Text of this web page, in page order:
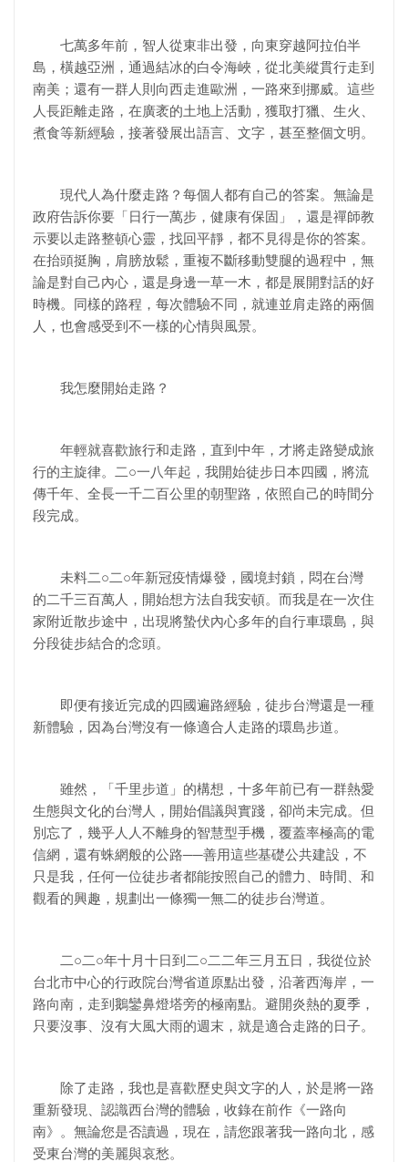
七萬多年前，智人從東非出發，向東穿越阿拉伯半
島，橫越亞洲，通過結冰的白令海峽，從北美縱貫行走到
南美；還有一群人則向西走進歐洲，一路來到挪威。這些
人長距離走路，在廣袤的土地上活動，獲取打獵、生火、
煮食等新經驗，接著發展出語言、文字，甚至整個文明。
現代人為什麼走路？每個人都有自己的答案。無論是
政府告訴你要「日行一萬步，健康有保固」，還是禪師教
示要以走路整頓心靈，找回平靜，都不見得是你的答案。
在抬頭挺胸，肩膀放鬆，重複不斷移動雙腿的過程中，無
論是對自己內心，還是身邊一草一木，都是展開對話的好
時機。同樣的路程，每次體驗不同，就連並肩走路的兩個
人，也會感受到不一樣的心情與風景。
我怎麼開始走路？
年輕就喜歡旅行和走路，直到中年，才將走路變成旅
行的主旋律。二○一八年起，我開始徒步日本四國，將流
傳千年、全長一千二百公里的朝聖路，依照自己的時間分
段完成。
未料二○二○年新冠疫情爆發，國境封鎖，悶在台灣
的二千三百萬人，開始想方法自我安頓。而我是在一次住
家附近散步途中，出現將蟄伏內心多年的自行車環島，與
分段徒步結合的念頭。
即便有接近完成的四國遍路經驗，徒步台灣還是一種
新體驗，因為台灣沒有一條適合人走路的環島步道。
雖然，「千里步道」的構想，十多年前已有一群熱愛
生態與文化的台灣人，開始倡議與實踐，卻尚未完成。但
別忘了，幾乎人人不離身的智慧型手機，覆蓋率極高的電
信網，還有蛛網般的公路──善用這些基礎公共建設，不
只是我，任何一位徒步者都能按照自己的體力、時間、和
觀看的興趣，規劃出一條獨一無二的徒步台灣道。
二○二○年十月十日到二○二二年三月五日，我從位於
台北市中心的行政院台灣省道原點出發，沿著西海岸，一
路向南，走到鵝鑾鼻燈塔旁的極南點。避開炎熱的夏季，
只要沒事、沒有大風大雨的週末，就是適合走路的日子。
除了走路，我也是喜歡歷史與文字的人，於是將一路
重新發現、認識西台灣的體驗，收錄在前作《一路向
南》。無論您是否讀過，現在，請您跟著我一路向北，感
受東台灣的美麗與哀愁。